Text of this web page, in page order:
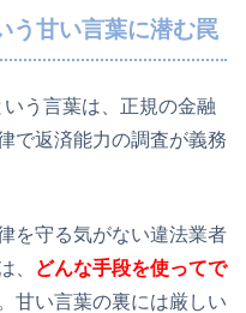
う甘い言葉に潜む罠
いう言葉は、正規の金融
で返済能力の調査が義務
を守る気がない違法業者
、
どんな手段を使ってで
甘い言葉の裏には厳しい